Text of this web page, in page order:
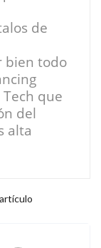
de
bien todo
que
del
alta